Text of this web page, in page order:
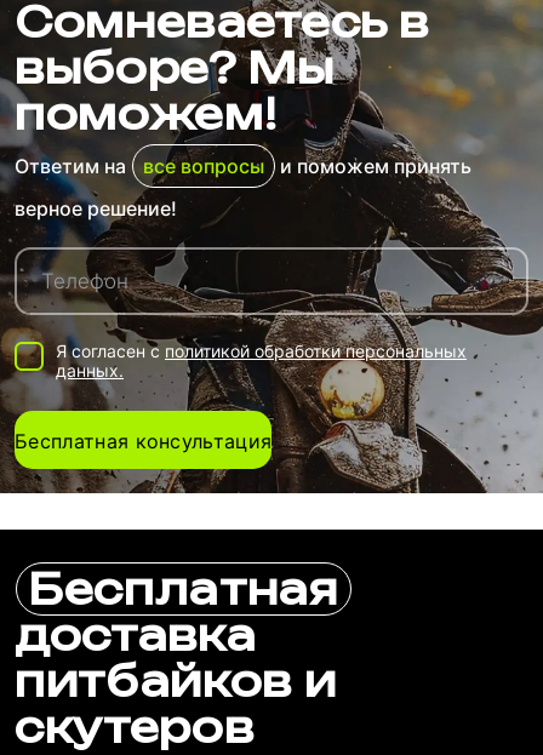
(панцирь) эндуро
5 490 ₽
Сомневаетесь в
выборе? Мы
поможем!
Ответим на все вопросы
и поможем принять
верное решение!
Я согласен с политикой обработки персональных
данных.
Бесплатная консультация
Бесплатная
доставка
питбайков и
скутеров